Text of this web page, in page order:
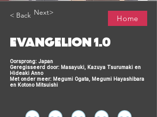
< Back Next>
Home
EVANGELION 1.0
Oorsprong: Japan
Geregisseerd door: Masayuki, Kazuya Tsurumaki en
Hideaki Anno
Met onder meer: Megumi Ogata, Megumi Hayashibara
en Kotono Mitsuishi